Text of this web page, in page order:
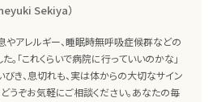
Sekiya）
やアレルギー、睡眠時無呼吸症候群などの
。「これくらいで病院に行っていいのかな」
びき、息切れも、実は体からの大切なサイン
どうぞお気軽にご相談ください。あなたの毎